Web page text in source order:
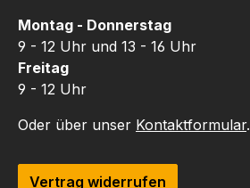
Montag - Donnerstag
9 - 12 Uhr und 13 - 16 Uhr
Freitag
9 - 12 Uhr
Oder über unser Kontaktformular.
Vertrag widerrufen